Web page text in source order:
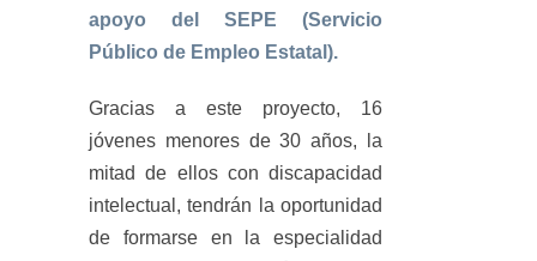
apoyo del SEPE (Servicio
Público de Empleo Estatal).
Gracias a este proyecto, 16
jóvenes menores de 30 años, la
mitad de ellos con discapacidad
intelectual, tendrán la oportunidad
de formarse en la especialidad